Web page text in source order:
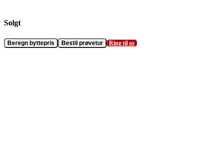
Solgt
Beregn byttepris Bestil prøvetur Ring til os